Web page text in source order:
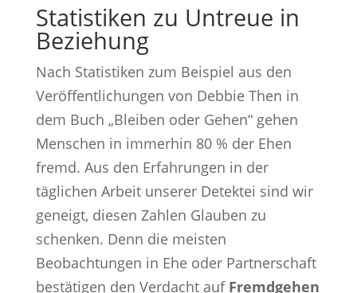
Statistiken zu Untreue in
Beziehung
Nach Statistiken zum Beispiel aus den
Veröffentlichungen von Debbie Then in
dem Buch „Bleiben oder Gehen“ gehen
Menschen in immerhin 80 % der Ehen
fremd. Aus den Erfahrungen in der
täglichen Arbeit unserer Detektei sind wir
geneigt, diesen Zahlen Glauben zu
schenken. Denn die meisten
Beobachtungen in Ehe oder Partnerschaft
bestätigen den Verdacht auf Fremdgehen